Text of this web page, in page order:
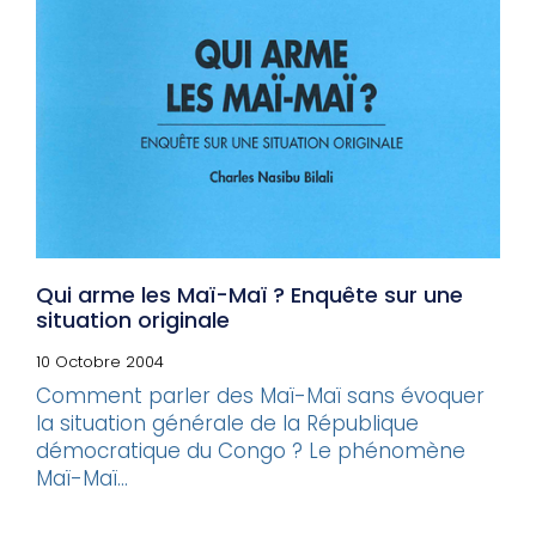
Qui arme les Maï-Maï ? Enquête sur une
situation originale
10 Octobre 2004
Comment parler des Maï-Maï sans évoquer
la situation générale de la République
démocratique du Congo ? Le phénomène
Maï-Maï...